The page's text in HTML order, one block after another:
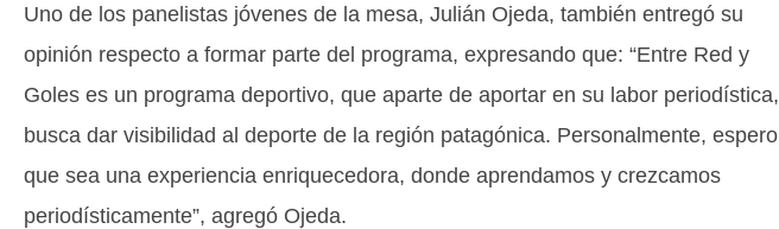
Uno de los panelistas jóvenes de la mesa, Julián Ojeda, también entregó su
opinión respecto a formar parte del programa, expresando que: “Entre Red y
Goles es un programa deportivo, que aparte de aportar en su labor periodística,
busca dar visibilidad al deporte de la región patagónica. Personalmente, espero
que sea una experiencia enriquecedora, donde aprendamos y crezcamos
periodísticamente”, agregó Ojeda.